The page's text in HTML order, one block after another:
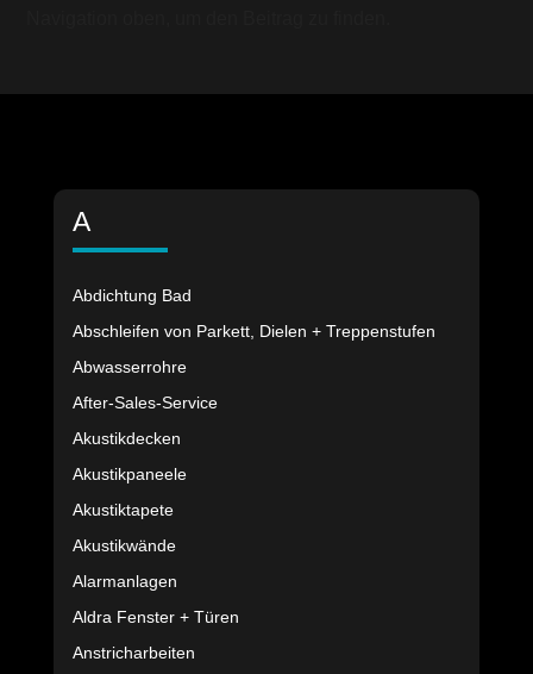
A
Abdichtung Bad
Abschleifen von Parkett, Dielen + Treppenstufen
Abwasserrohre
After-Sales-Service
Akustikdecken
Akustikpaneele
Akustiktapete
Akustikwände
Alarmanlagen
Aldra Fenster + Türen
Anstricharbeiten